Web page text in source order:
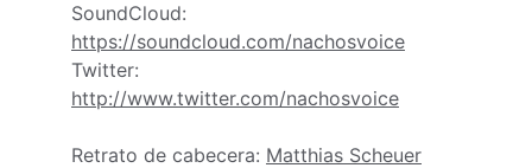
SoundCloud:
https://soundcloud.com/nachosvoice
Twitter:
http://www.twitter.com/nachosvoice
Retrato de cabecera: Matthias Scheuer